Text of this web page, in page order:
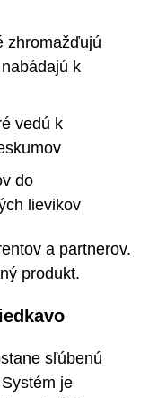
zhromažďujú
k
vedú k
do
lievikov
a partnerov.
produkt.
sľúbenú
je